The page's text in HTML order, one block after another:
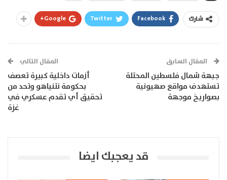
شارك Facebook
Twitter
Google+
المقال السابق
جبهة شمال فلسطين المحتلة
تستهدف مواقع صهيونية
بصواريخ موجهة
المقال التالي
أزمات داخلية كبيرة تعصف
بحكومة نتنياهو وتحد من
تحقيق أي تقدم عسكري في
غزة
قد يعجبك ايضا